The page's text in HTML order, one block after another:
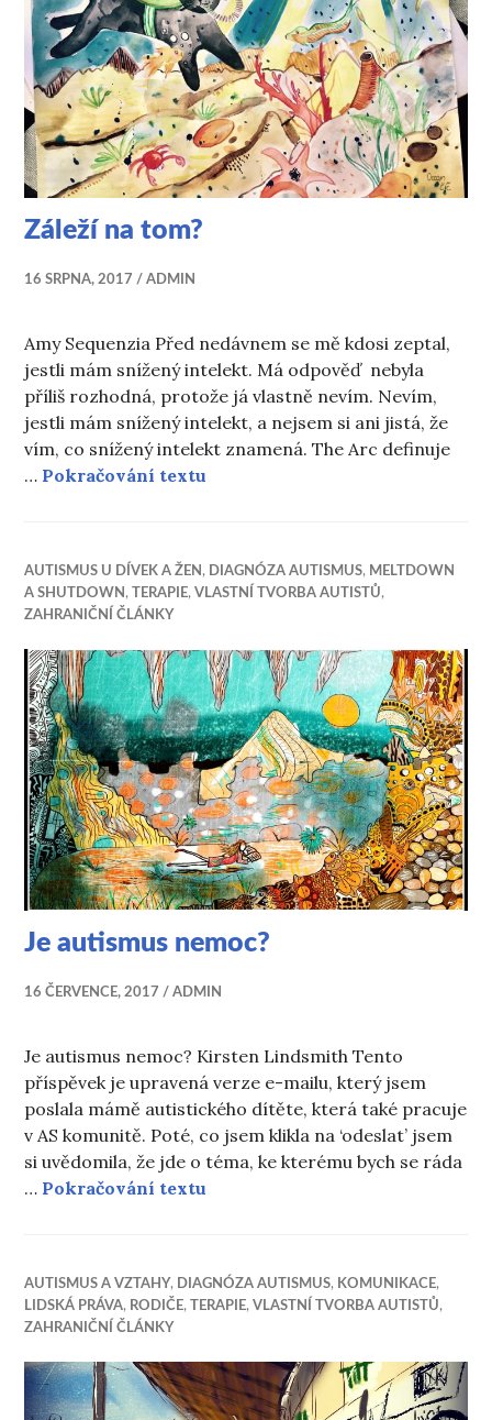
Záleží na tom?
16 SRPNA, 2017 ADMIN
Amy Sequenzia Před nedávnem se mě kdosi zeptal,
jestli mám snížený intelekt. Má odpověď nebyla
příliš rozhodná, protože já vlastně nevím. Nevím,
jestli mám snížený intelekt, a nejsem si ani jistá, že
vím, co snížený intelekt znamená. The Arc definuje
… Pokračování textu
AUTISMUS U DÍVEK A ŽEN , DIAGNÓZA AUTISMUS, MELTDOWN
A SHUTDOWN ,TERAPIE,VLASTNÍ TVORBA AUTISTŮ,
ZAHRANIČNÍ ČLÁNKY
Je autismus nemoc?
16 ČERVENCE, 2017 ADMIN
Je autismus nemoc? Kirsten Lindsmith Tento
příspěvek je upravená verze e-mailu, který jsem
poslala mámě autistického dítěte, která také pracuje
v AS komunitě. Poté, co jsem klikla na ‘odeslat’ jsem
si uvědomila, že jde o téma, ke kterému bych se ráda
… Pokračování textu
AUTISMUS A VZTAHY, DIAGNÓZA AUTISMUS, KOMUNIKACE,
LIDSKÁ PRÁVA, RODIČE, TERAPIE, VLASTNÍ TVORBA AUTISTŮ,
ZAHRANIČNÍ ČLÁNKY